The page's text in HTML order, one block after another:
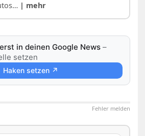
| mehr
in deinen Google News –
setzen
Haken setzen ↗
Fehler melden